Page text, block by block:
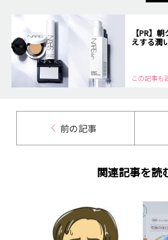
【PR】
えする潤
この記事も
前の記事
関連記事を読